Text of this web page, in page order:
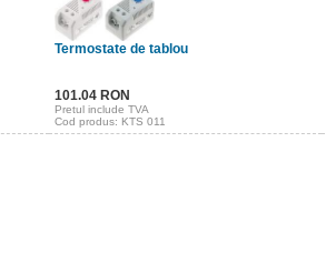
Termostate de tablou
101.04 RON
Pretul include TVA
Cod produs: KTS 011